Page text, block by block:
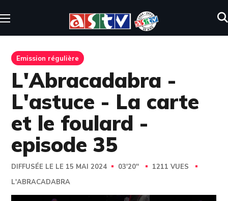
Emission régulière
L'Abracadabra -
L'astuce - La carte
et le foulard -
episode 35
DIFFUSÉE LE LE 15 MAI 2024 03'20''
1211 VUES
L'ABRACADABRA